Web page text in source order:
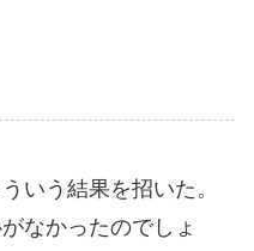
いう結果を招いた。
なかったのでしょ